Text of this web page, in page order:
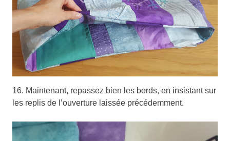
16. Maintenant, repassez bien les bords, en insistant sur
les replis de l’ouverture laissée précédemment.